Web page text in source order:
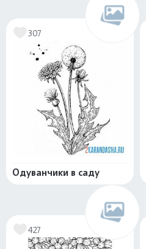
307
Одуванчики в саду
427